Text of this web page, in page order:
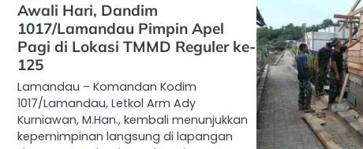
Awali Hari, Dandim
1017/Lamandau Pimpin Apel
Pagi di Lokasi TMMD Reguler ke-
125
Lamandau – Komandan Kodim
1017/Lamandau, Letkol Arm Ady
Kurniawan, M.Han., kembali menunjukkan
kepemimpinan langsung di lapangan